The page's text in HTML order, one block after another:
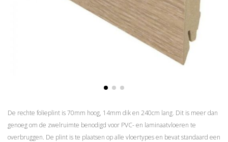
De rechte folieplint is 70mm hoog, 14mm dik en 240cm lang. Dit is meer dan
genoeg om de zwelruimte benodigd voor PVC- en laminaatvloeren te
overbruggen. De plint is te plaatsen op alle vloertypes en bevat standaard een